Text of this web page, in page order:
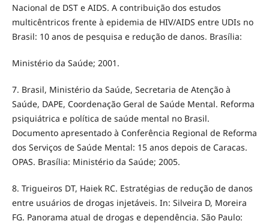
Nacional de DST e AIDS. A contribuição dos estudos
multicêntricos frente à epidemia de HIV/AIDS entre UDIs no
Brasil: 10 anos de pesquisa e redução de danos. Brasília:
Ministério da Saúde; 2001.
7. Brasil, Ministério da Saúde, Secretaria de Atenção à
Saúde, DAPE, Coordenação Geral de Saúde Mental. Reforma
psiquiátrica e política de saúde mental no Brasil.
Documento apresentado à Conferência Regional de Reforma
dos Serviços de Saúde Mental: 15 anos depois de Caracas.
OPAS. Brasília: Ministério da Saúde; 2005.
8. Trigueiros DT, Haiek RC. Estratégias de redução de danos
entre usuários de drogas injetáveis. In: Silveira D, Moreira
FG. Panorama atual de drogas e dependência. São Paulo: